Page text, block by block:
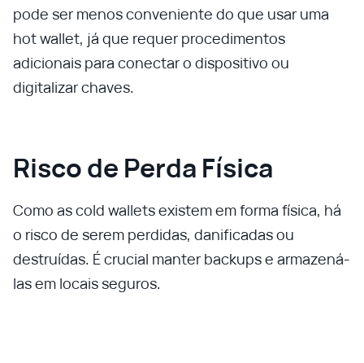
pode ser menos conveniente do que usar uma
hot wallet, já que requer procedimentos
adicionais para conectar o dispositivo ou
digitalizar chaves.
Risco de Perda Física
Como as cold wallets existem em forma física, há
o risco de serem perdidas, danificadas ou
destruídas. É crucial manter backups e armazená-
las em locais seguros.